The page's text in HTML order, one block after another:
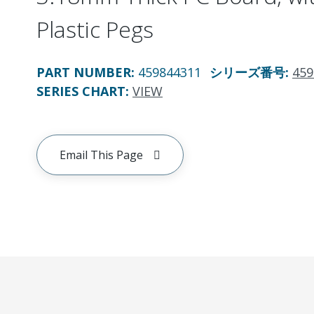
Plastic Pegs
PART NUMBER: 459844311 シリーズ番号:
SERIES CHART: VIEW
Email This Page